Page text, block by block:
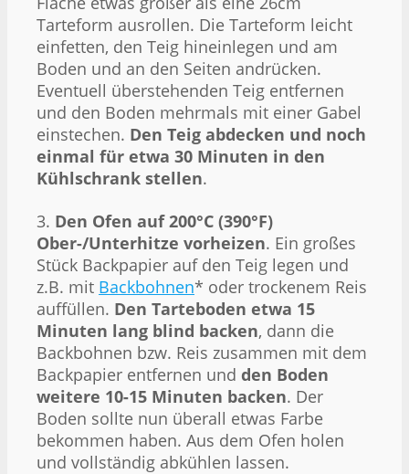
Tarteform ausrollen. Die Tarteform leicht
einfetten, den Teig hineinlegen und am
Boden und an den Seiten andrücken.
Eventuell überstehenden Teig entfernen
und den Boden mehrmals mit einer Gabel
einstechen. Den Teig abdecken und noch
einmal für etwa 30 Minuten in den
Kühlschrank stellen.
3. Den Ofen auf 200°C (390°F)
Ober-/Unterhitze vorheizen. Ein großes
Stück Backpapier auf den Teig legen und
z.B. mit Backbohnen* oder trockenem Reis
auffüllen. Den Tarteboden etwa 15
Minuten lang blind backen, dann die
Backbohnen bzw. Reis zusammen mit dem
Backpapier entfernen und den Boden
weitere 10-15 Minuten backen. Der
Boden sollte nun überall etwas Farbe
bekommen haben. Aus dem Ofen holen
und vollständig abkühlen lassen.